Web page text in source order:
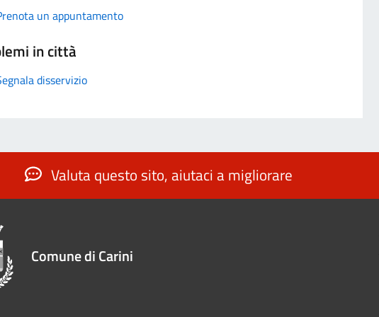
un appuntamento
in città
disservizio
Valuta questo sito, aiutaci a migliorare
Comune di Carini